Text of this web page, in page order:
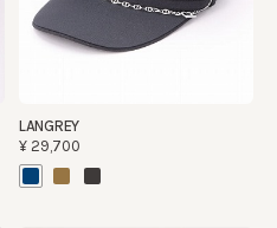
LANGREY
¥29,700